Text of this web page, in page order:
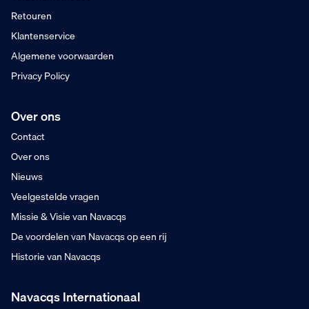
Retouren
Klantenservice
Algemene voorwaarden
Privacy Policy
Over ons
Contact
Over ons
Nieuws
Veelgestelde vragen
Missie & Visie van Navacqs
De voordelen van Navacqs op een rij
Historie van Navacqs
Navacqs Internationaal